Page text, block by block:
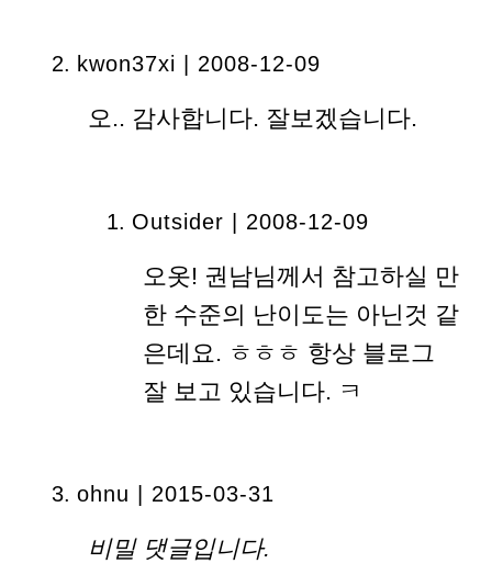
kwon37xi | 2008-12-09
오.. 감사합니다. 잘보겠습니다.
Outsider | 2008-12-09
오옷! 권남님께서 참고하실 만
한 수준의 난이도는 아닌것 같
은데요. ㅎㅎㅎ 항상 블로그
잘 보고 있습니다. ㅋ
ohnu | 2015-03-31
비밀 댓글입니다.